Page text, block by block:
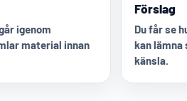
igenom
material innan
Förslag
Du får se
kan lämna
känsla.